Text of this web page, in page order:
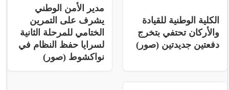
الكلية الوطنية للقيادة
والأركان تحتفي بتخرج
دفعتين جديدتين (صور)
مدير الأمن الوطني
يشرف على التمرين
الختامي للمرحلة الثانية
لسرايا حفظ النظام في
نواكشوط (صور)